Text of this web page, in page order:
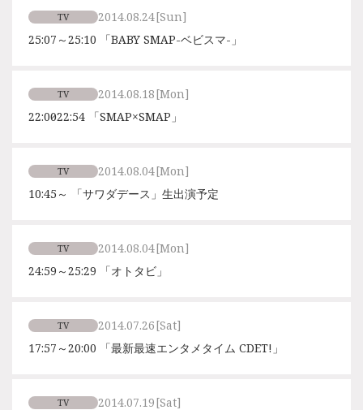
TV 2014.08.24[Sun]
25:07～25:10 「BABY SMAP-ベビスマ-」
TV 2014.08.18[Mon]
22:00～22:54 「SMAP×SMAP」
TV 2014.08.04[Mon]
10:45～ 「サワダデース」生出演予定
TV 2014.08.04[Mon]
24:59～25:29 「オトタビ」
TV 2014.07.26[Sat]
17:57～20:00 「最新最速エンタメタイム CDET!」
TV 2014.07.19[Sat]